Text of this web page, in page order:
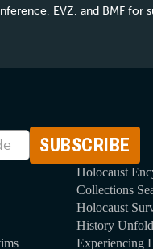
EVZ, and BMF
Holocaust
Collections
Holocaust
History
Experiencing